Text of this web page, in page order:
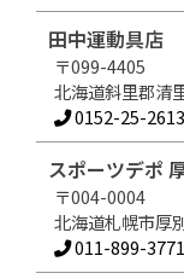
田中運動具店
〒099-4405
北海道斜里郡清
0152-25-2613
スポーツデポ
〒004-0004
北海道札幌市厚
011-899-3771